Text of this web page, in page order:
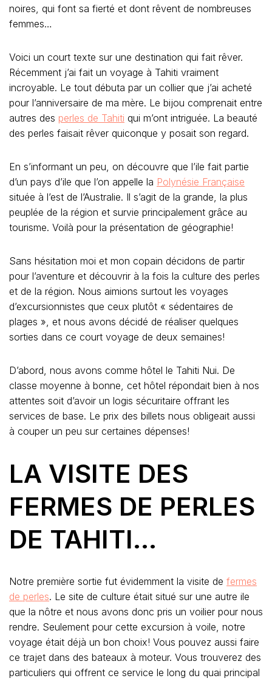
noires, qui font sa fierté et dont rêvent de nombreuses
femmes…
Voici un court texte sur une destination qui fait rêver.
Récemment j’ai fait un voyage à Tahiti vraiment
incroyable. Le tout débuta par un collier que j’ai acheté
pour l’anniversaire de ma mère. Le bijou comprenait entre
autres des perles de Tahiti qui m’ont intriguée. La beauté
des perles faisait rêver quiconque y posait son regard.
En s’informant un peu, on découvre que l’ile fait partie
d’un pays d’ile que l’on appelle la Polynésie Française
située à l’est de l’Australie. Il s’agit de la grande, la plus
peuplée de la région et survie principalement grâce au
tourisme. Voilà pour la présentation de géographie!
Sans hésitation moi et mon copain décidons de partir
pour l’aventure et découvrir à la fois la culture des perles
et de la région. Nous aimions surtout les voyages
d’excursionnistes que ceux plutôt « sédentaires de
plages », et nous avons décidé de réaliser quelques
sorties dans ce court voyage de deux semaines!
D’abord, nous avons comme hôtel le Tahiti Nui. De
classe moyenne à bonne, cet hôtel répondait bien à nos
attentes soit d’avoir un logis sécuritaire offrant les
services de base. Le prix des billets nous obligeait aussi
à couper un peu sur certaines dépenses!
LA VISITE DES
FERMES DE PERLES
DE TAHITI…
Notre première sortie fut évidemment la visite de fermes
de perles. Le site de culture était situé sur une autre ile
que la nôtre et nous avons donc pris un voilier pour nous
rendre. Seulement pour cette excursion à voile, notre
voyage était déjà un bon choix! Vous pouvez aussi faire
ce trajet dans des bateaux à moteur. Vous trouverez des
particuliers qui offrent ce service le long du quai principal